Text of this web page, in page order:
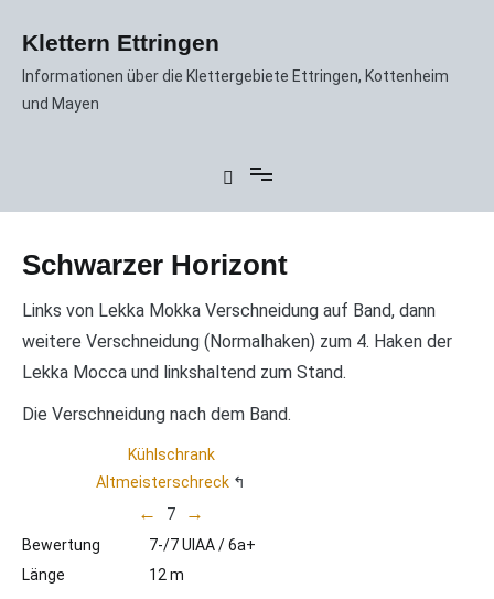
Inhalt
springen
Klettern Ettringen
Informationen über die Klettergebiete Ettringen, Kottenheim
und Mayen
Schwarzer Horizont
Links von Lekka Mokka Verschneidung auf Band, dann
weitere Verschneidung (Normalhaken) zum 4. Haken der
Lekka Mocca und linkshaltend zum Stand.
Die Verschneidung nach dem Band.
Kühlschrank
Altmeisterschreck
← 7 →
Bewertung
7-/7 UIAA / 6a+
Länge
12 m